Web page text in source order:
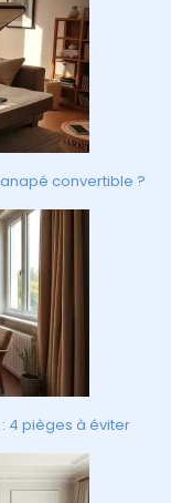
convertible ?
4 pièges à éviter